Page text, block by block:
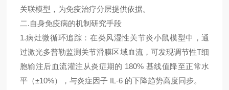
关联模型，为免疫治疗分层提供依据。
二.自身免疫病的机制研究手段
1.病灶微循环追踪：在类风湿性关节炎小鼠模型中，通
过激光多普勒监测关节滑膜区域血流，可发现调节性T细
胞输注后血流灌注从炎症期的 180% 基线值降至正常水
平（±10%），与炎症因子 IL-6 的下降趋势高度同步。